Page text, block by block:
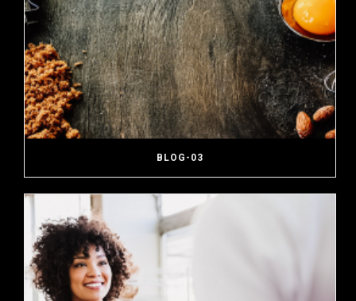
BLOG-03